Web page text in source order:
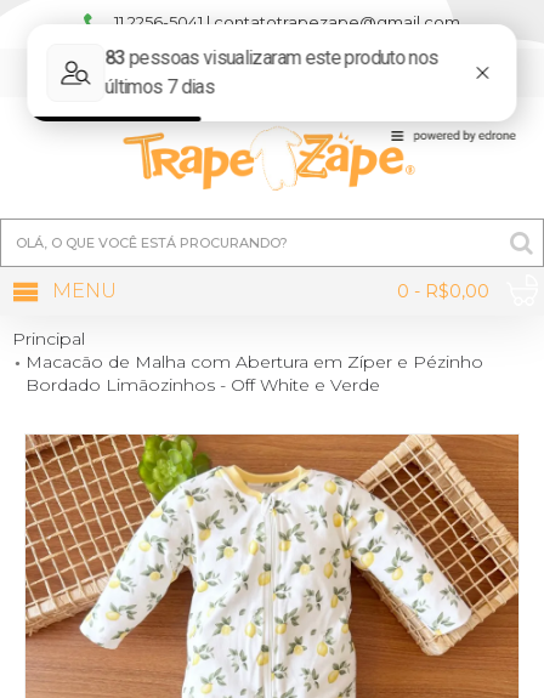
11 2256-5041 | contatotrapezape@gmail.com
0 - R$0,00
MENU
Principal
Macacão de Malha com Abertura em Zíper e Pézinho
Bordado Limãozinhos - Off White e Verde